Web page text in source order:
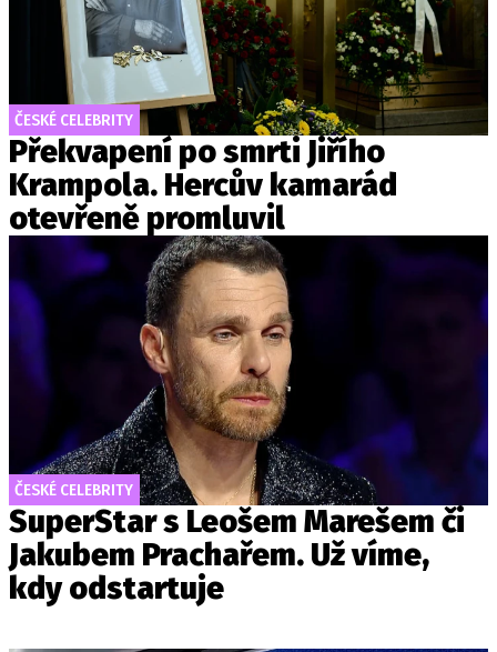
ČESKÉ CELEBRITY
Překvapení po smrti Jiřího
Krampola. Hercův kamarád
otevřeně promluvil
ČESKÉ CELEBRITY
SuperStar s Leošem Marešem či
Jakubem Prachařem. Už víme,
kdy odstartuje